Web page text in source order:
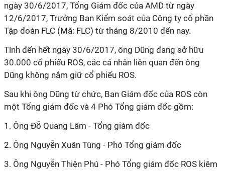
ngày 30/6/2017, Tổng Giám đốc của AMD từ ngày
12/6/2017, Trưởng Ban Kiểm soát của Công ty cổ phần
Tập đoàn FLC (Mã: FLC) từ tháng 8/2010 đến nay.
Tính đến hết ngày 30/6/2017, ông Dũng đang sở hữu
30.000 cổ phiếu ROS, các cá nhân liên quan đến ông
Dũng không nắm giữ cổ phiếu ROS.
Sau khi ông Dũng từ chức, Ban Giám đốc của ROS còn
một Tổng giám đốc và 4 Phó Tổng giám đốc gồm:
1. Ông Đỗ Quang Lâm - Tổng giám đốc
2. Ông Nguyễn Xuân Tùng - Phó Tổng giám đốc
3. Ông Nguyễn Thiện Phú - Phó Tổng giám đốc ROS kiêm